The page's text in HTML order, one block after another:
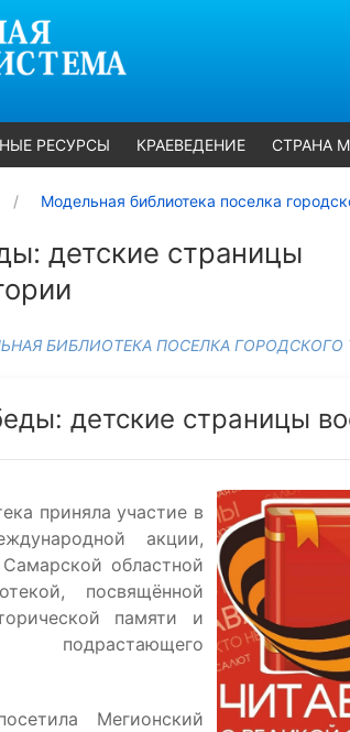
РЕСУРСЫ КРАЕВЕДЕНИЕ СТРАНА
Модельная библиотека поселка
детские страницы
БИБЛИОТЕКА ПОСЕЛКА
детские страницы
приняла участие в
акции,
областной
посвящённой
памяти и
подрастающего
Мегионский